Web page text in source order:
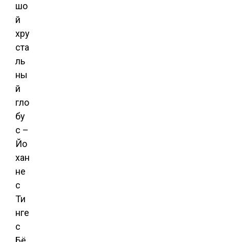
шо
й
хру
ста
ль
ны
й
гло
бу
с –
Йо
хан
не
с
Ти
нге
с